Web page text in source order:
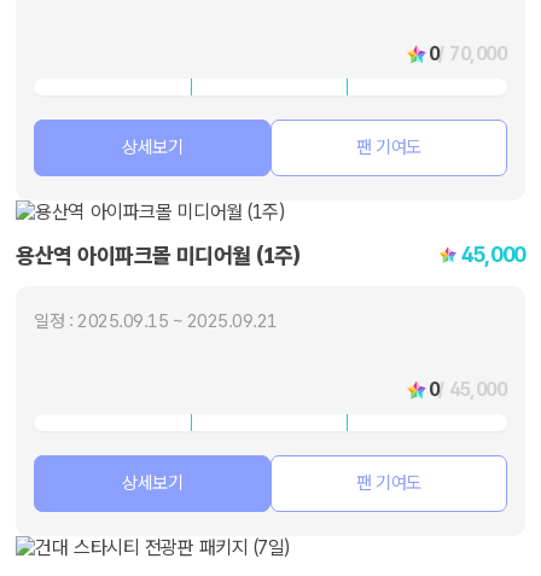
0/ 70,000
상세보기 팬 기여도
용산역 아이파크몰 미디어월 (1주) 45,000
일정 : 2025.09.15 ~ 2025.09.21
0/ 45,000
상세보기 팬 기여도